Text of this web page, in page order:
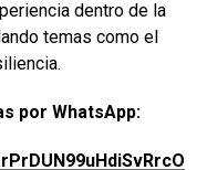
dentro de la
temas como el
por WhatsApp: